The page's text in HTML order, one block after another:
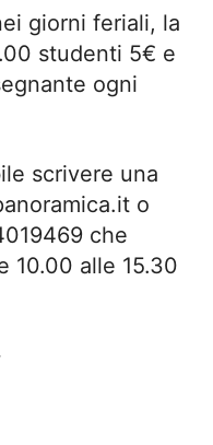
giorni feriali, la
studenti 5€ e
ogni
scrivere una
o
che
10.00 alle 15.30